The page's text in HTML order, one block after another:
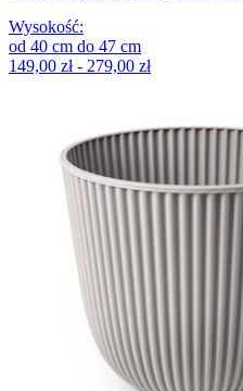
Wysokość:
od 40 cm do 47 cm
149,00 zł - 279,00 zł